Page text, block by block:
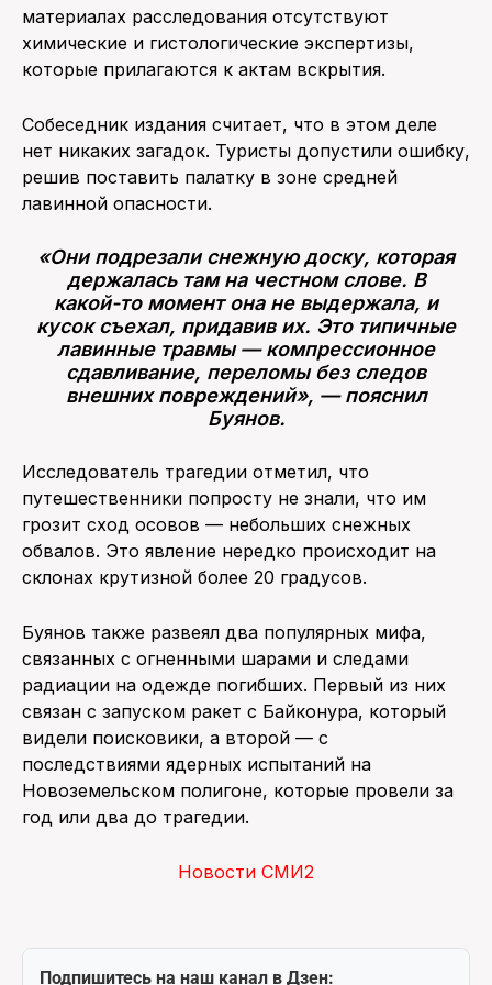
материалах расследования отсутствуют
химические и гистологические экспертизы,
которые прилагаются к актам вскрытия.
Собеседник издания считает, что в этом деле
нет никаких загадок. Туристы допустили ошибку,
решив поставить палатку в зоне средней
лавинной опасности.
«Они подрезали снежную доску, которая
держалась там на честном слове. В
какой-то момент она не выдержала, и
кусок съехал, придавив их. Это типичные
лавинные травмы — компрессионное
сдавливание, переломы без следов
внешних повреждений», — пояснил
Буянов.
Исследователь трагедии отметил, что
путешественники попросту не знали, что им
грозит сход осовов — небольших снежных
обвалов. Это явление нередко происходит на
склонах крутизной более 20 градусов.
Буянов также развеял два популярных мифа,
связанных с огненными шарами и следами
радиации на одежде погибших. Первый из них
связан с запуском ракет с Байконура, который
видели поисковики, а второй — с
последствиями ядерных испытаний на
Новоземельском полигоне, которые провели за
год или два до трагедии.
Новости СМИ2
Подпишитесь на наш канал в Дзен: